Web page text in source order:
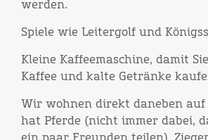
werden.
Spiele wie Leitergolf und
Kleine Kaffeemaschine, damit
Kaffee und kalte Getränke
Wir wohnen direkt daneben auf
hat Pferde (nicht immer dabei,